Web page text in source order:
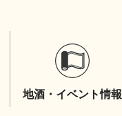
地酒・イベント情報